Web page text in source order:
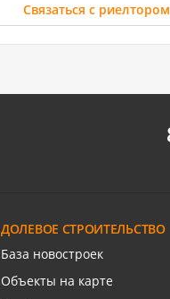
Связаться с риелтором
ДОЛЕВОЕ СТРОИТЕЛЬСТВО
База новостроек
Объекты на карте